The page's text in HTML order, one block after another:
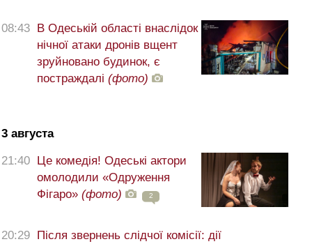
08:43
В Одеській області внаслідок
нічної атаки дронів вщент
зруйновано будинок, є
постраждалі (фото)
3 августа
21:40
Це комедія! Одеські актори
омолодили «Одруження
Фігаро» (фото) 2
20:29
Після звернень слідчої комісії: дії